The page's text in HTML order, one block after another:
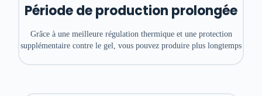
Période de production prolongée
Grâce à une meilleure régulation thermique et une protection
supplémentaire contre le gel, vous pouvez produire plus longtemps